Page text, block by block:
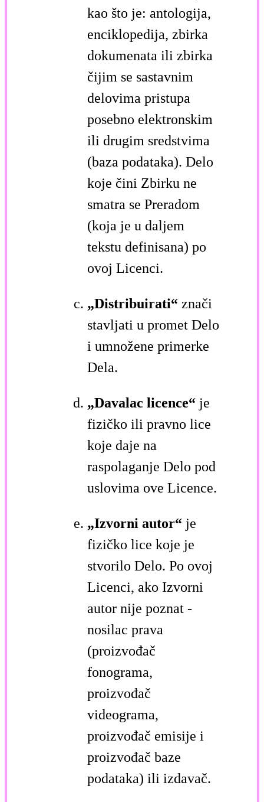
kao što je: antologija,
enciklopedija, zbirka
dokumenata ili zbirka
čijim se sastavnim
delovima pristupa
posebno elektronskim
ili drugim sredstvima
(baza podataka). Delo
koje čini Zbirku ne
smatra se Preradom
(koja je u daljem
tekstu definisana) po
ovoj Licenci.
„Distribuirati“ znači
stavljati u promet Delo
i umnožene primerke
Dela.
„Davalac licence“ je
fizičko ili pravno lice
koje daje na
raspolaganje Delo pod
uslovima ove Licence.
„Izvorni autor“ je
fizičko lice koje je
stvorilo Delo. Po ovoj
Licenci, ako Izvorni
autor nije poznat -
nosilac prava
(proizvođač
fonograma,
proizvođač
videograma,
proizvođač emisije i
proizvođač baze
podataka) ili izdavač.